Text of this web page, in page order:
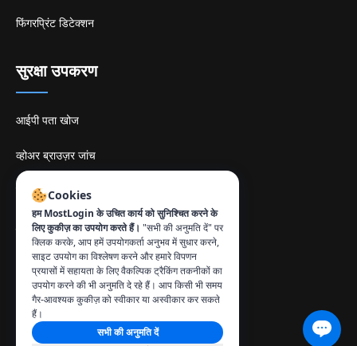
फिंगरप्रिंट डिटेक्शन
सुरक्षा उपकरण
आईपी पता खोज
व्होअर ब्राउज़र जांच
टामिलएमवी spiegelsite
संपर्क:
info@mostlogin.com
Cookies
हम MostLogin के उचित कार्य को सुनिश्चित करने के
लिए कुकीज़ का उपयोग करते हैं। "सभी की अनुमति दें" पर
क्लिक करके, आप हमें उपयोगकर्ता अनुभव में सुधार करने,
साइट उपयोग का विश्लेषण करने और हमारे विपणन
प्रयासों में सहायता के लिए वैकल्पिक ट्रैकिंग तकनीकों का
उपयोग करने की भी अनुमति दे रहे हैं। आप किसी भी समय
गैर-आवश्यक कुकीज़ को स्वीकार या अस्वीकार कर सकते
हैं।
सभी की अनुमति दें